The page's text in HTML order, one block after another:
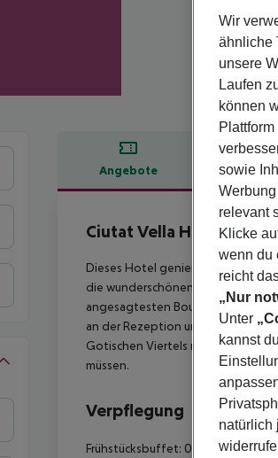
Angebote
Ciutat Vella Hotel
3
Dieses Hotel genießt eine
die wunderschönen Flowers
angesagtesten Boutiquen und
an der Rezeption und in der Café-
Gotischen Viertels mit den
müssen.
Verpflegung
Frühstücksbuffet: 08:00:00 -
Wir
ähnliche
unsere
Laufen
können
sowie
relevant
Klicke
wenn du
reicht
„Nur
Unter
kannst
natürlich